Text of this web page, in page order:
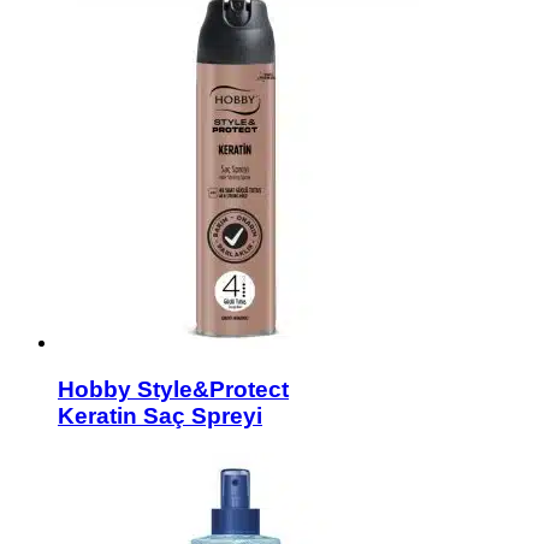
Hobby Style&Protect
Keratin Saç Spreyi